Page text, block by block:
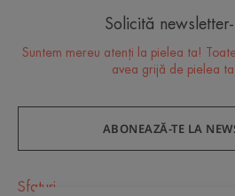
Solicită
Suntem mereu atenți la pielea ta!
avea grijă de pielea
ABONEAZĂ-TE LA
Sfaturi